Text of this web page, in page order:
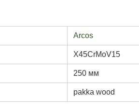
Arcos
X45CrMoV15
250 мм
pakka wood